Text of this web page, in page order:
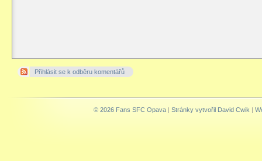
Přihlásit se k odběru komentářů
© 2026 Fans SFC Opava | Stránky vytvořil David Cwik |